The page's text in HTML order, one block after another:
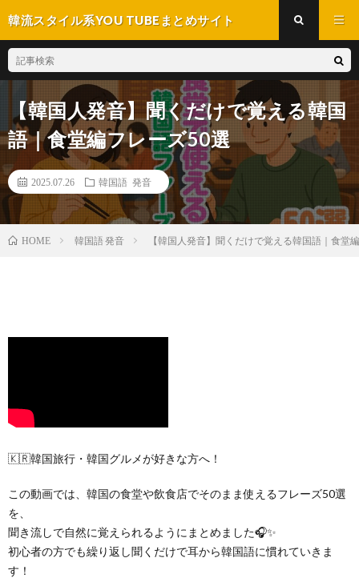
韓流スタイル系YOU TUBEまとめサイト
【韓国人発音】聞くだけで覚える韓国
語｜食堂編フレーズ50選
2025.07.26 韓国語 発音
HOME 韓国語 発音 【韓国人発音】聞くだけで覚える韓国語｜食堂
🇰🇷韓国旅行・韓国グルメが好きな方へ！
この動画では、韓国の食堂や飲食店でそのまま使えるフレーズ50選
を、
聞き流しで自然に覚えられるようにまとめました🎧✨
初心者の方でも繰り返し聞くだけで耳から韓国語に慣れていきま
す！